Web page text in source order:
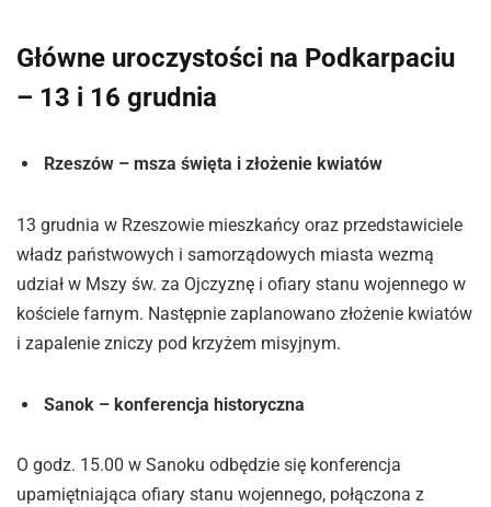
Główne uroczystości na Podkarpaciu
– 13 i 16 grudnia
Rzeszów – msza święta i złożenie kwiatów
13 grudnia w Rzeszowie mieszkańcy oraz przedstawiciele
władz państwowych i samorządowych miasta wezmą
udział w Mszy św. za Ojczyznę i ofiary stanu wojennego w
kościele farnym. Następnie zaplanowano złożenie kwiatów
i zapalenie zniczy pod krzyżem misyjnym.
Sanok – konferencja historyczna
O godz. 15.00 w Sanoku odbędzie się konferencja
upamiętniająca ofiary stanu wojennego, połączona z